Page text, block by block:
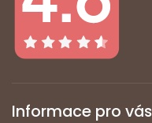
Informace pro vás